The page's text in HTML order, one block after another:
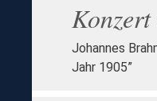
Johannes
Jahr 1905”